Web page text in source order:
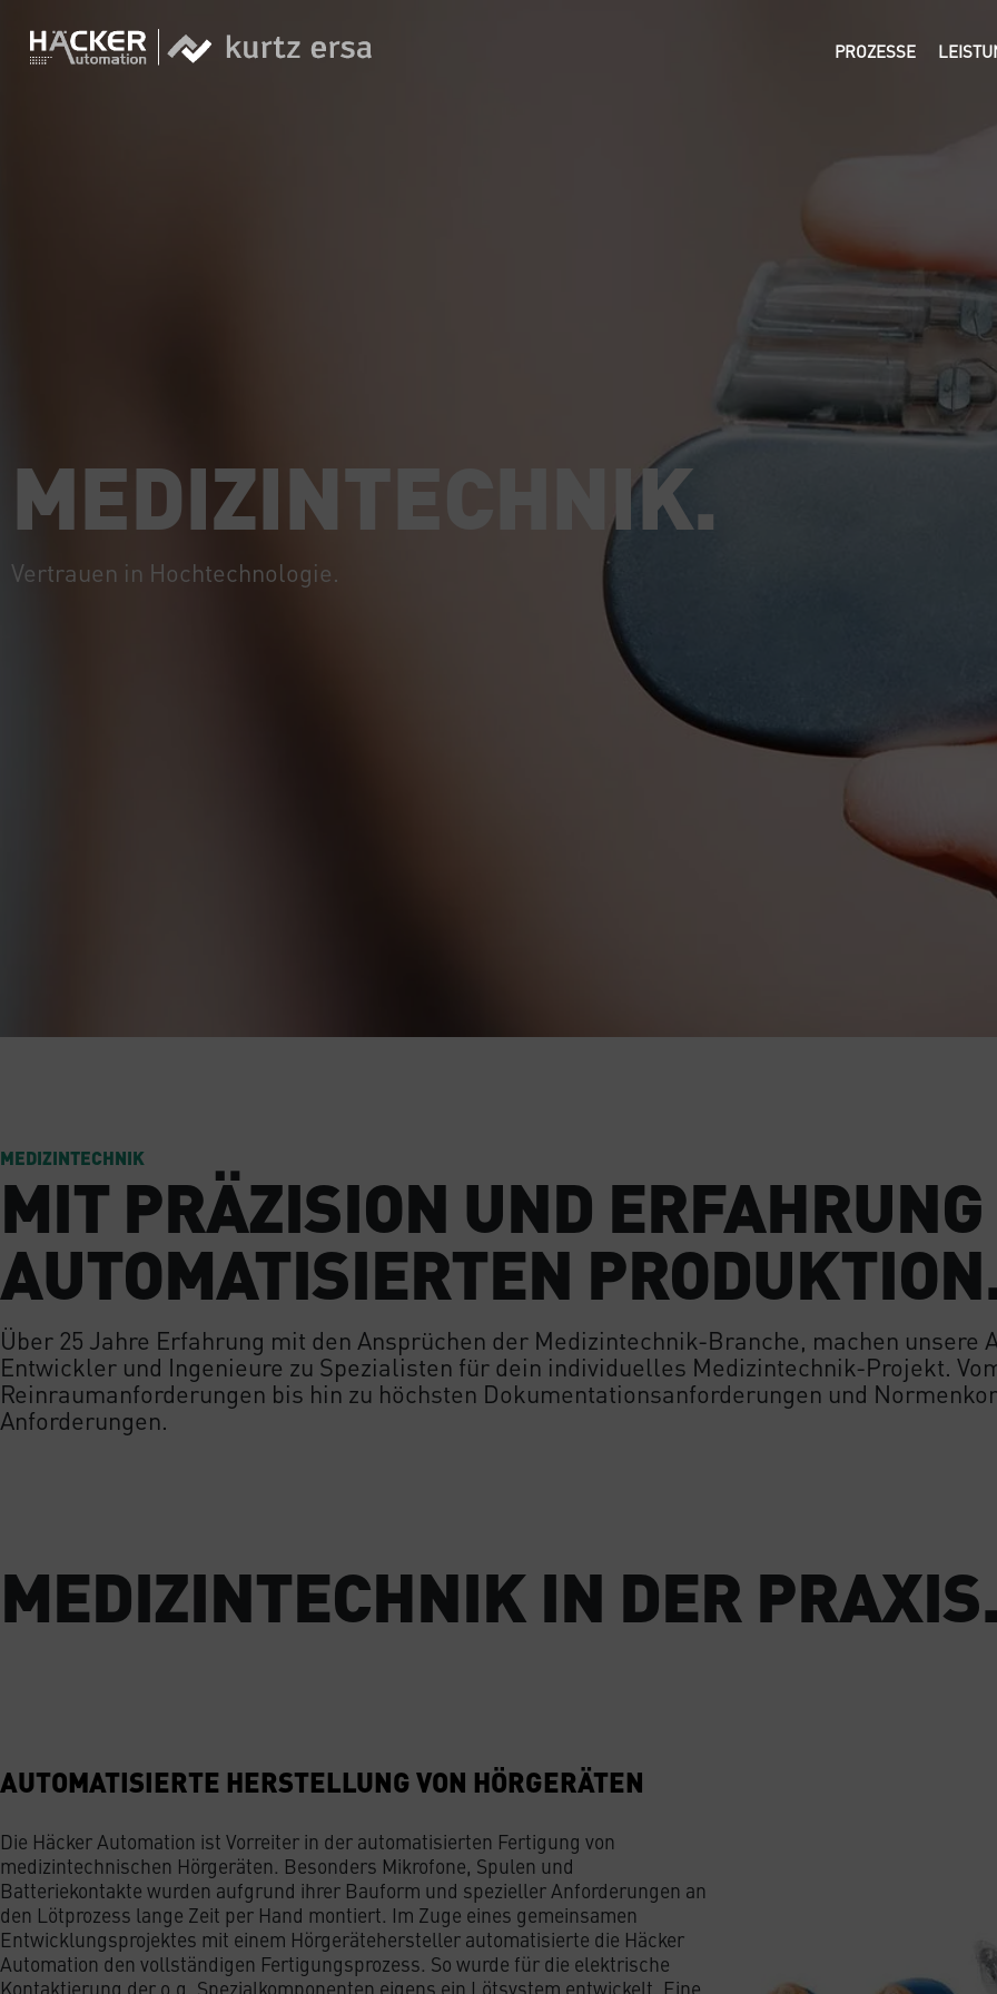
PROZESSE
MEDIZINTECHNIK.
Vertrauen in Hochtechnologie.
MEDIZINTECHNIK
MIT PRÄZISION UND
AUTOMATISIERTEN
Über 25 Jahre Erfahrung mit den Ansprüchen der Medizintechnik-Branche, machen
Entwickler und Ingenieure zu Spezialisten für dein individuelles Medizintechnik-Projekt.
Reinraumanforderungen bis hin zu höchsten Dokumentationsanforderungen und
Anforderungen.
MEDIZINTECHNIK IN DER
AUTOMATISIERTE HERSTELLUNG VON HÖRGERÄTEN
Die Häcker Automation ist Vorreiter in der automatisierten Fertigung von
medizintechnischen Hörgeräten. Besonders Mikrofone, Spulen und
Batteriekontakte wurden aufgrund ihrer Bauform und spezieller Anforderungen an
den Lötprozess lange Zeit per Hand montiert. Im Zuge eines gemeinsamen
Entwicklungsprojektes mit einem Hörgerätehersteller automatisierte die Häcker
Automation den vollständigen Fertigungsprozess. So wurde für die elektrische
Kontaktierung der o.g. Spezialkomponenten eigens ein Lötsystem entwickelt. Eine